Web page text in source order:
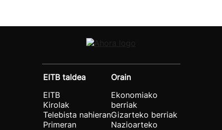
EITB taldea
EITB
Kirolak
Telebista nahieran
Primeran
Orain
Ekonomiako
berriak
Gizarteko berriak
Nazioarteko